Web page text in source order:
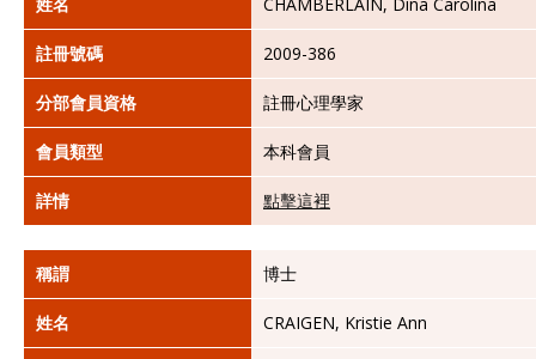
註冊號碼 2009-386
分部會員資格 註冊心理學家
會員類型 本科會員
詳情 點擊這裡
稱謂 博士
姓名 CRAIGEN, Kristie Ann